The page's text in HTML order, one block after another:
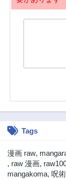
第34話
2ヶ月前
第24話
第8話
2ヶ月前
Tags
漫画 raw,
, raw 漫画,
mangakoma, 呪